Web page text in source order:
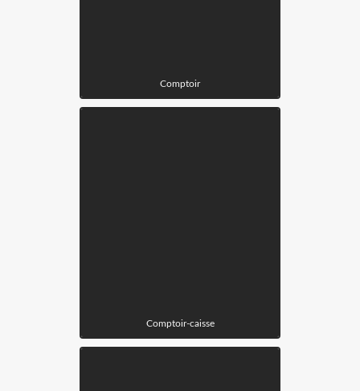
Comptoir
Comptoir-caisse